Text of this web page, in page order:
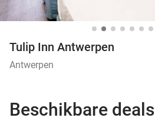
Tulip Inn Antwerpen
Antwerpen
Beschikbare deals